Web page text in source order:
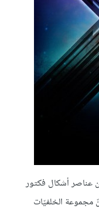
عناصر أشكال فكتور
مجموعة الخلفيّات